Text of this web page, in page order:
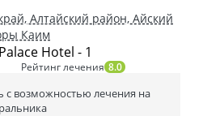
Алтайский район, Айский
Каим
Рейтинг лечения 8.0
с возможностью лечения на